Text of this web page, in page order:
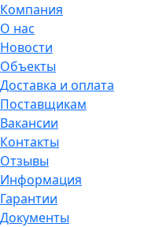
Компания
О нас
Новости
Объекты
Доставка и оплата
Поставщикам
Вакансии
Контакты
Отзывы
Информация
Гарантии
Документы